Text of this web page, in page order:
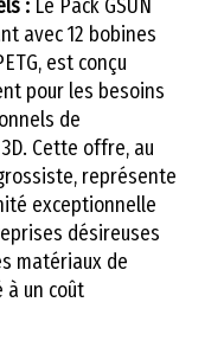
: Le Pack GSUN
avec 12 bobines
est conçu
pour les besoins
de
Cette offre, au
représente
exceptionnelle
désireuses
matériaux de
à un coût